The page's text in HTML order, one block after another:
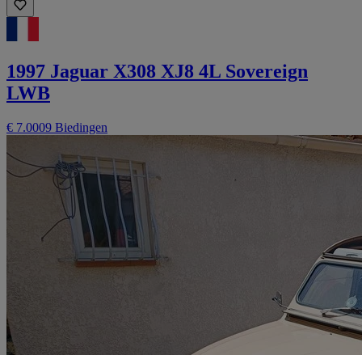
1997 Jaguar X308 XJ8 4L Sovereign
LWB
€ 7.0009 Biedingen